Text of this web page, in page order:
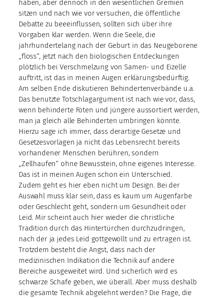
haben, aber dennoch in den wesentlichen Gremien
sitzen und nach wie vor versuchen, die öffentliche
Debatte zu beeeinflussen, sollten sich über ihre
Vorgaben klar werden. Wenn die Seele, die
jahrhundertelang nach der Geburt in das Neugeborene
„floss“, jetzt nach den biologischen Entdeckungen
plötzlich bei Verschmelzung von Samen- und Eizelle
auftritt, ist das in meinen Augen erklärungsbedürftig.
Am selben Ende diskutieren Behindertenverbände u.a.
Das benutzte Totschlagargument ist nach wie vor, dass,
wenn behinderte Föten und jüngere aussortiert werden,
man ja gleich alle Behinderten umbringen könnte.
Hierzu sage ich immer, dass derartige Gesetze und
Gesetzesvorlagen ja nicht das Lebensrecht bereits
vorhandener Menschen berühren, sondern
„Zellhaufen“ ohne Bewusstein, ohne eigenes Interesse.
Das ist in meinen Augen schon ein Unterschied.
Zudem geht es hier eben nicht um Design. Bei der
Auswahl muss klar sein, dass es kaum um Augenfarbe
oder Geschlecht geht, sondern um Gesundheit oder
Leid. Mir scheint auch hier wieder die christliche
Tradition durch das Hintertürchen durchzudringen,
nach der ja jedes Leid gottgewollt und zu ertragen ist.
Trotzdem besteht die Angst, dass nach der
medizinischen Indikation die Technik auf andere
Bereiche ausgeweitet wird. Und sicherlich wird es
schwarze Schafe geben, wie überall. Aber muss deshalb
die gesamte Technik abgelehnt werden? Die Frage, die